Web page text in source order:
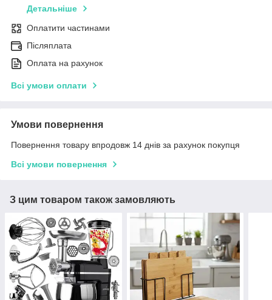
Детальніше
Оплатити частинами
Післяплата
Оплата на рахунок
Всі умови оплати
Умови повернення
Повернення товару впродовж 14 днів за рахунок покупця
Всі умови повернення
З цим товаром також замовляють